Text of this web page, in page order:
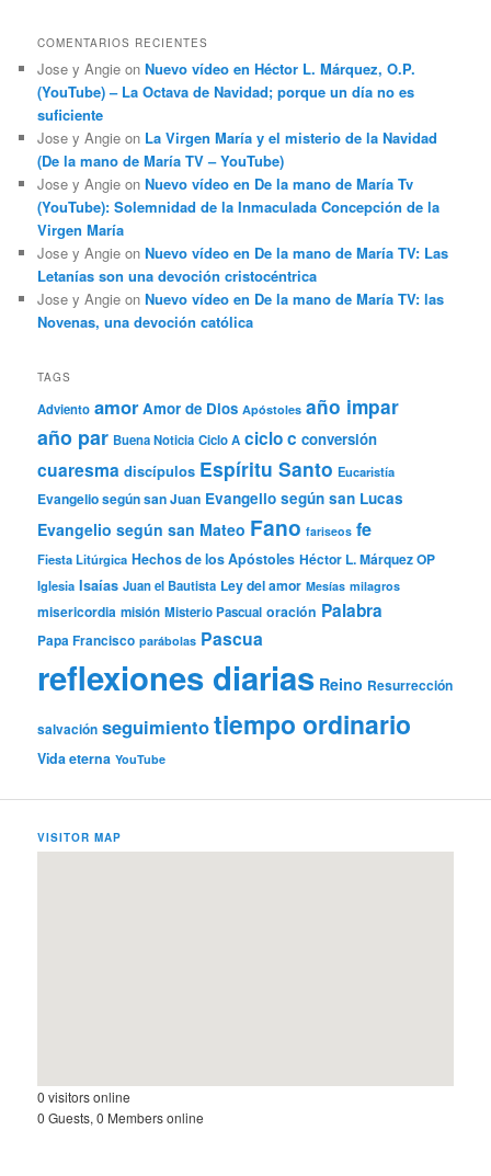
COMENTARIOS RECIENTES
Jose y Angie onNuevo vídeo en Héctor L. Márquez, O.P.
(YouTube) – La Octava de Navidad; porque un día no es
suficiente
Jose y Angie on La Virgen María y el misterio de la Navidad
(De la mano de María TV – YouTube)
Jose y Angie onNuevo vídeo en De la mano de María Tv
(YouTube): Solemnidad de la Inmaculada Concepción de la
Virgen María
Jose y Angie onNuevo vídeo en De la mano de María TV: Las
Letanías son una devoción cristocéntrica
Jose y Angie onNuevo vídeo en De la mano de María TV: las
Novenas, una devoción católica
TAGS
Adviento amor Amor de Dios Apóstoles año impar
año par Buena Noticia Ciclo A ciclo c conversión
cuaresma discípulos Espíritu Santo Eucaristía
Evangelio según san Juan Evangelio según san Lucas
Evangelio según san Mateo Fano fariseos fe
Fiesta Litúrgica Hechos de los Apóstoles Héctor L. Márquez OP
Iglesia Isaías Juan el Bautista Ley del amor Mesías milagros
misericordia misión Misterio Pascual oración Palabra
Papa Francisco parábolas Pascua
reflexiones diarias Reino Resurrección
salvación seguimientotiempo ordinario
Vida eterna YouTube
VISITOR MAP
0 visitors online
0 Guests, 0 Members online